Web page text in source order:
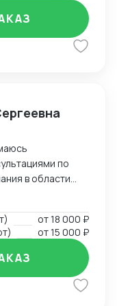
по
в области
сроки,
санкций и
с
положительную
от18 000 ₽
от15 000 ₽